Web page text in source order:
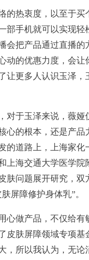
热衷度，以至于买
部手机就可以实现
会把产品通过直播的
动的优惠力度，会
让更多人认识玉泽
于玉泽来说，薇娅
心的根本，还是产
的道路上，上海家
上海交通大学医学
肤问题展开研究，双
屏障修护身体乳”。
做产品，不仅给有
皮肤屏障领域专项
，所以我认为，无